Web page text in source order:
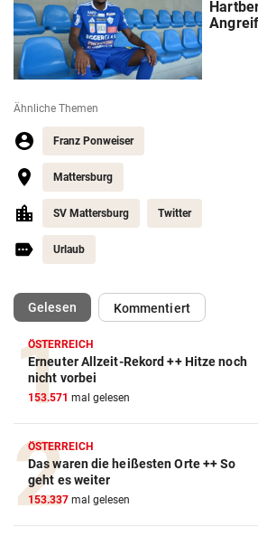
Ähnliche Themen
Franz Ponweiser
Mattersburg
SV Mattersburg Twitter
Urlaub
Gelesen(ausgewählt)Kommentiert
ÖSTERREICH
Erneuter Allzeit-Rekord ++ Hitze noch
nicht vorbei
153.571 mal gelesen
ÖSTERREICH
Das waren die heißesten Orte ++ So
geht es weiter
153.337 mal gelesen
Action-Cam Vergleich
ZUM VERGLEICH
Crosstrainer Vergleich
ZUM VERGLEICH